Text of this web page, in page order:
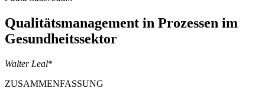
Qualitätsmanagement in Prozessen im
Gesundheitssektor
Walter Leal*
ZUSAMMENFASSUNG